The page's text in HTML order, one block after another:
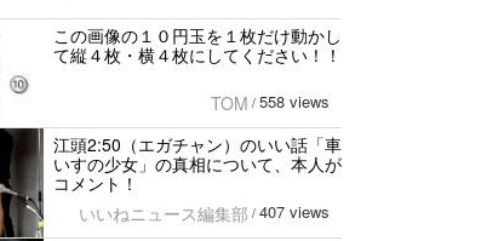
この画像の１０円玉を１枚だけ動かし
て縦４枚・横４枚にしてください！！
TOM / 558 views
江頭2:50（エガチャン）のいい話「車
いすの少女」の真相について、本人が
コメント！
いいねニュース編集部 / 407 views